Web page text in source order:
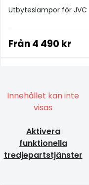
Utbyteslampor för JVC
Från4 490 kr
Innehållet kan inte
visas
Aktivera
funktionella
tredjepartstjänster